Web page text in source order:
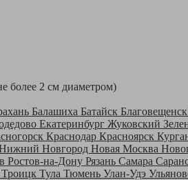
более 2 см диаметром)
Балашиха Батайск Благовещенск
Екатеринбург Жуковский
Краснодар Красноярск
Новгород Новая Москва
Ростов-на-Дону Рязань Самара
Троицк Тула Тюмень Улан-Удэ